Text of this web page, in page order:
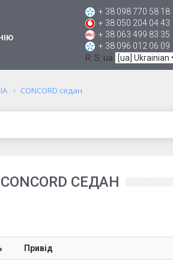
+ 38 098 770 58 18
+ 38 050 204 04 43
+ 38 063 499 83 35
+ 38 096 012 06 09
R: S: ua
CONCORD седан
СЕДАН
Привід